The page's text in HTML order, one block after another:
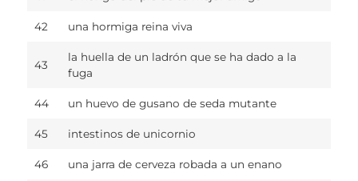
42 una hormiga reina viva
43
la huella de un ladrón que se ha dado a la
fuga
44 un huevo de gusano de seda mutante
45 intestinos de unicornio
46 una jarra de cerveza robada a un enano